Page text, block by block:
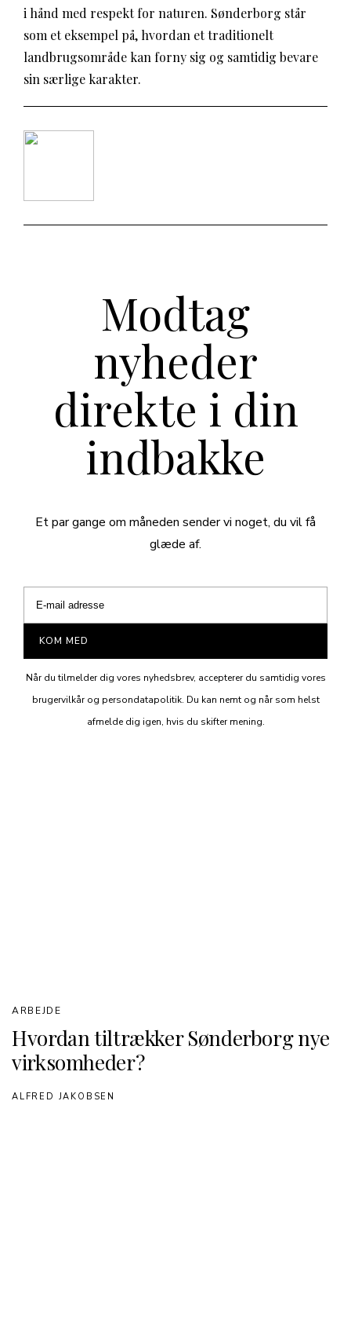
i hånd med respekt for naturen. Sønderborg står
som et eksempel på, hvordan et traditionelt
landbrugsområde kan forny sig og samtidig bevare
sin særlige karakter.
Modtag
nyheder
direkte i din
indbakke
Et par gange om måneden sender vi noget, du vil få
glæde af.
KOM MED
Når du tilmelder dig vores nyhedsbrev, accepterer du samtidig vores
brugervilkår og persondatapolitik. Du kan nemt og når som helst
afmelde dig igen, hvis du skifter mening.
Hvordan tiltrækker Sønderborg nye
virksomheder?
ARBEJDE
ALFRED JAKOBSEN